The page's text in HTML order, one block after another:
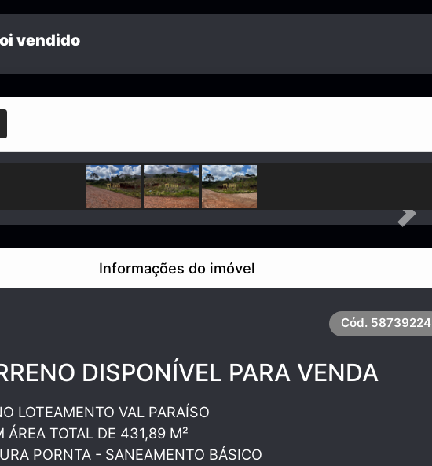
vendido
Next
Informações do imóvel
Cód. 58739224
DISPONÍVEL PARA VENDA
LOTEAMENTO VAL PARAÍSO
ÁREA TOTAL DE 431,89 M²
PORNTA - SANEAMENTO BÁSICO